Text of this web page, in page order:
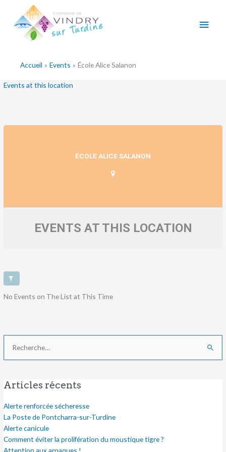
contenu
Accueil Events École Alice Salanon
Events at this location
ÉCOLE ALICE SALANON
EVENTS AT THIS LOCATION
No Events on The List at This Time
Rechercher :
Articles récents
Alerte renforcée sécheresse
La Poste de Pontcharra-sur-Turdine
Alerte canicule
Comment éviter la prolifération du moustique tigre ?